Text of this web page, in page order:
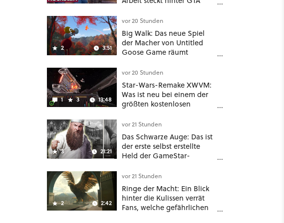
2 3:51
vor 20 Stunden
Big Walk: Das neue Spiel
der Macher von Untitled
Goose Game räumt
Konventionen auf
1 3 13:48
vor 20 Stunden
Star-Wars-Remake XWVM:
Was ist neu bei einem der
größten kostenlosen
3 21:21
vor 21 Stunden
Das Schwarze Auge: Das ist
der erste selbst erstellte
Held der GameStar-
2 2:42
vor 21 Stunden
Ringe der Macht: Ein Blick
hinter die Kulissen verrät
Fans, welche gefährlichen